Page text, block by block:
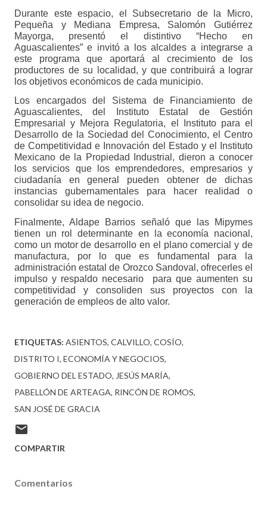
Durante este espacio, el Subsecretario de la Micro,
Pequeña y Mediana Empresa, Salomón Gutiérrez
Mayorga, presentó el distintivo “Hecho en
Aguascalientes” e invitó a los alcaldes a integrarse a
este programa que aportará al crecimiento de los
productores de su localidad, y que contribuirá a lograr
los objetivos económicos de cada municipio.
Los encargados del Sistema de Financiamiento de
Aguascalientes, del Instituto Estatal de Gestión
Empresarial y Mejora Regulatoria, el Instituto para el
Desarrollo de la Sociedad del Conocimiento, el Centro
de Competitividad e Innovación del Estado y el Instituto
Mexicano de la Propiedad Industrial, dieron a conocer
los servicios que los emprendedores, empresarios y
ciudadanía en general pueden obtener de dichas
instancias gubernamentales para hacer realidad o
consolidar su idea de negocio.
Finalmente, Aldape Barrios señaló que las Mipymes
tienen un rol determinante en la economía nacional,
como un motor de desarrollo en el plano comercial y de
manufactura, por lo que es fundamental para la
administración estatal de Orozco Sandoval, ofrecerles el
impulso y respaldo necesario  para que aumenten su
competitividad y consoliden sus proyectos con la
generación de empleos de alto valor.
ETIQUETAS: ASIENTOS CALVILLO COSÍO
DISTRITO I ECONOMÍA Y NEGOCIOS
GOBIERNO DEL ESTADO JESÚS MARÍA
PABELLÓN DE ARTEAGA RINCÓN DE ROMOS
SAN JOSÉ DE GRACIA
COMPARTIR
Comentarios